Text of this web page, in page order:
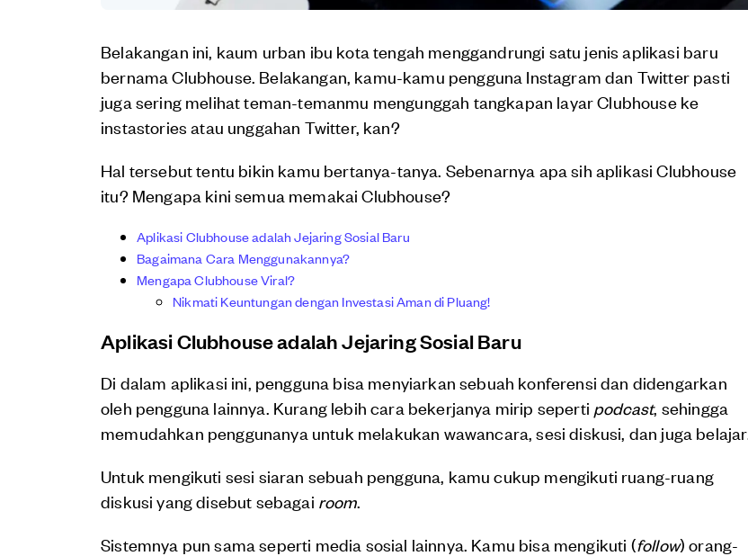
Belakangan ini, kaum urban ibu kota tengah menggandrungi satu jenis aplikasi baru
bernama Clubhouse. Belakangan, kamu-kamu pengguna Instagram dan Twitter pasti
juga sering melihat teman-temanmu mengunggah tangkapan layar Clubhouse ke
instastories atau unggahan Twitter, kan?
Hal tersebut tentu bikin kamu bertanya-tanya. Sebenarnya apa sih aplikasi Clubhouse
itu? Mengapa kini semua memakai Clubhouse?
Aplikasi Clubhouse adalah Jejaring Sosial Baru
Bagaimana Cara Menggunakannya?
Mengapa Clubhouse Viral?
Nikmati Keuntungan dengan Investasi Aman di Pluang!
Aplikasi Clubhouse adalah Jejaring Sosial Baru
Di dalam aplikasi ini, pengguna bisa menyiarkan sebuah konferensi dan didengarkan
oleh pengguna lainnya. Kurang lebih cara bekerjanya mirip seperti podcast, sehingga
memudahkan penggunanya untuk melakukan wawancara, sesi diskusi, dan juga belajar.
Untuk mengikuti sesi siaran sebuah pengguna, kamu cukup mengikuti ruang-ruang
diskusi yang disebut sebagai room.
Sistemnya pun sama seperti media sosial lainnya. Kamu bisa mengikuti (follow) orang-